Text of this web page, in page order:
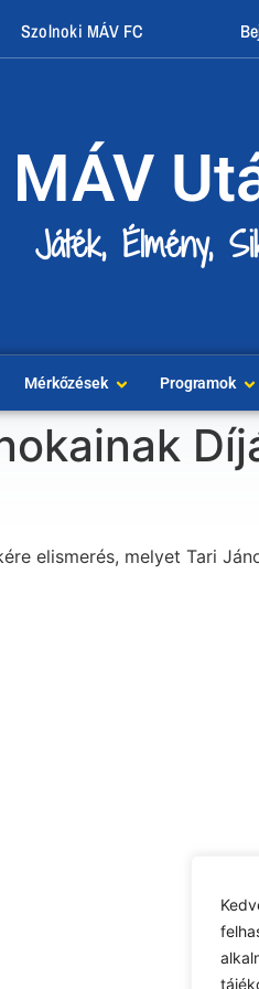
Szolnoki MÁV FC
Játék, Élmény,
Mérkőzések Programok
elismerés, melyet Tari